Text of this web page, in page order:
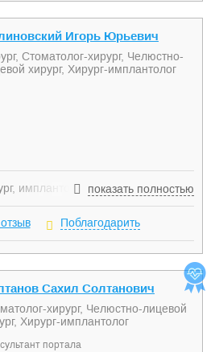
Игорь Юрьевич
Стоматолог-хирург, Челюстно-
хирург, Хирург-имплантолог
имплантолог. Специалист в
зубов, базальной
нагрузкой,
пародонтологии и пр.
имплантации с моментальной
большой опыт работы с
системами.
показать полностью
Поблагодарить
Сахил Солтанович
хирург, Челюстно-лицевой
Хирург-имплантолог
портала